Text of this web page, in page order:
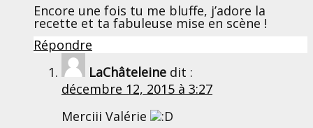
Encore une fois tu me bluffe, j’adore la
recette et ta fabuleuse mise en scène !
Répondre
LaChâteleine dit :
décembre 12, 2015 à 3:27
Merciii Valérie